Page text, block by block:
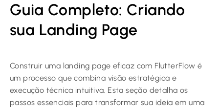
Guia Completo: Criando
sua Landing Page
Construir uma landing page eficaz com FlutterFlow é
um processo que combina visão estratégica e
execução técnica intuitiva. Esta seção detalha os
passos essenciais para transformar sua ideia em uma